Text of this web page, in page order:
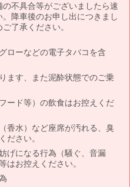
不具合等がございましたら速
降車後のお申し出につきまし
了承ください。
ローなどの電子タバコを含
ます、また泥酔状態でのご乗
ード等）の飲食はお控えくだ
香水）など座席が汚れる、臭
ださい。
げになる行為（騒ぐ、音漏
はお控えください。